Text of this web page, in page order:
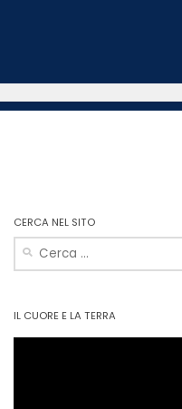
CERCA NEL SITO
Ricerca
per:
IL CUORE E LA TERRA